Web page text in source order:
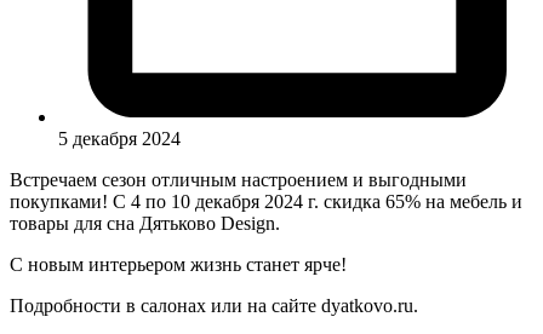
5 декабря 2024
Встречаем сезон отличным настроением и выгодными
покупками! С 4 по 10 декабря 2024 г. скидка 65% на мебель и
товары для сна Дятьково Design.
С новым интерьером жизнь станет ярче!
Подробности в салонах или на сайте dyatkovo.ru.